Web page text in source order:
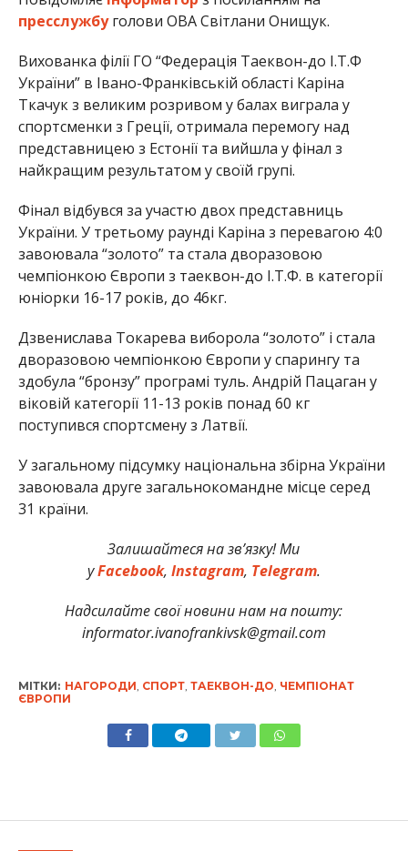
пресслужбуголови ОВА Світлани Онищук.
Вихованка філії ГО “Федерація Таеквон-до І.Т.Ф
України” в Івано-Франківській області Каріна
Ткачук з великим розривом у балах виграла у
спортсменки з Греції, отримала перемогу над
представницею з Естонії та вийшла у фінал з
найкращим результатом у своїй групі.
Фінал відбувся за участю двох представниць
України. У третьому раунді Каріна з перевагою 4:0
завоювала “золото” та стала дворазовою
чемпіонкою Європи з таеквон-до І.Т.Ф. в категорії
юніорки 16-17 років, до 46кг.
Дзвенислава Токарева виборола “золото” і стала
дворазовою чемпіонкою Європи у спарингу та
здобула “бронзу” програмі туль. Андрій Пацаган у
віковій категорії 11-13 років понад 60 кг
поступився спортсмену з Латвії.
У загальному підсумку національна збірна України
завоювала друге загальнокомандне місце серед
31 країни.
Залишайтеся на зв’язку! Ми
уFacebook, Instagram, Telegram.
Надсилайте свої новини нам на пошту:
informator.ivanofrankivsk@gmail.com
МІТКИ: НАГОРОДИ СПОРТ, ТАЕКВОН-ДО ЧЕМПІОНАТ
ЄВРОПИ